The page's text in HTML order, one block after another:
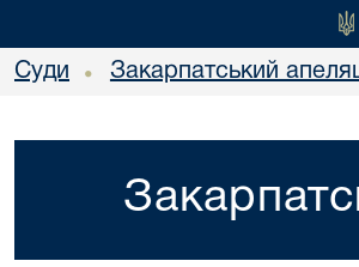
Суди • Закарпатський